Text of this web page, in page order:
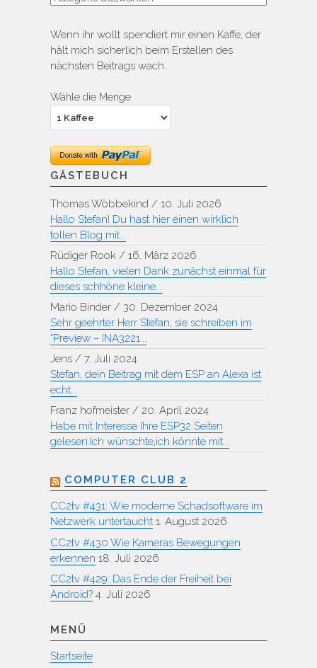
Wenn ihr wollt spendiert mir einen Kaffe, der
hält mich sicherlich beim Erstellen des
nächsten Beitrags wach.
Wähle die Menge
GÄSTEBUCH
Thomas Wöbbekind / 10. Juli 2026
Hallo Stefan! Du hast hier einen wirklich
tollen Blog mit...
Rüdiger Rook / 16. März 2026
Hallo Stefan, vielen Dank zunächst einmal für
dieses schhöne kleine...
Mario Binder / 30. Dezember 2024
Sehr geehrter Herr Stefan, sie schreiben im
"Preview – INA3221...
Jens / 7. Juli 2024
Stefan, dein Beitrag mit dem ESP an Alexa ist
echt...
Franz hofmeister / 20. April 2024
Habe mit Interesse Ihre ESP32 Seiten
gelesen.Ich wünschte,ich könnte mit...
COMPUTER CLUB 2
CC2tv #431: Wie moderne Schadsoftware im
Netzwerk untertaucht 1. August 2026
CC2tv #430 Wie Kameras Bewegungen
erkennen 18. Juli 2026
CC2tv #429: Das Ende der Freiheit bei
Android? 4. Juli 2026
MENÜ
Startseite